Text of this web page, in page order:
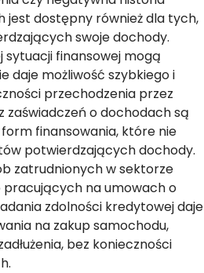
jest dostępny również dla tych,
swoje dochody.
sytuacji finansowej mogą
daje możliwość szybkiego i
przechodzenia przez
o dochodach są
finansowania, które nie
potwierdzających dochody.
zatrudnionych w sektorze
pracujących na umowach o
zdolności kredytowej daje
na zakup samochodu,
bez konieczności